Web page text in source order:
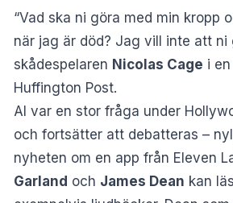
“Vad ska ni göra med min kropp
när jag är död? Jag vill inte att ni
skådespelaren Nicolas Cage i
Huffington Post.
AI var en stor fråga under
och fortsätter att debatteras –
nyheten om en app från Eleven
Garland och James Dean kan